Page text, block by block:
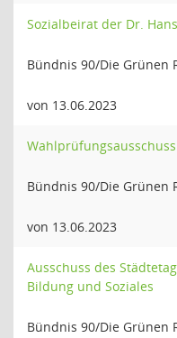
Sozialbeirat der Dr.
Bündnis 90/Die Grünen
von 13.06.2023
Wahlprüfungsausschuss
Bündnis 90/Die Grünen
von 13.06.2023
Ausschuss des
Bildung und Soziales
Bündnis 90/Die Grünen